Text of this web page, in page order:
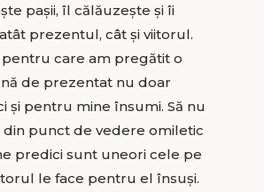
paşii, îl călăuzeşte şi îi
prezentul, cât şi viitorul.
care am pregătit o
de prezentat nu doar
şi pentru mine însumi. Să nu
din punct de vedere omiletic
predici sunt uneori cele pe
le face pentru el însuşi.